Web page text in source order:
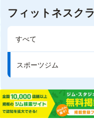
フィットネスク
すべて
スポーツジム